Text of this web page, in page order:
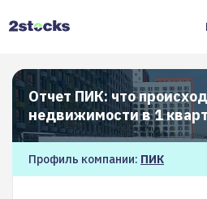
Отчет ПИК: что
недвижимости в 1
Профиль компании: ПИК